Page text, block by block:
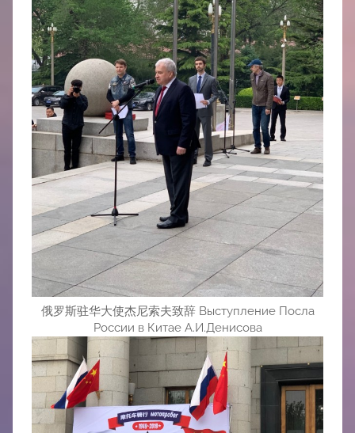
俄罗斯驻华大使杰尼索夫致辞 Выступление Посла
России в Китае А.И.Денисова